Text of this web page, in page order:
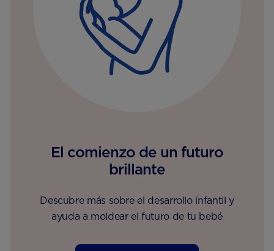
El comienzo de un futuro
brillante
Descubre más sobre el desarrollo infantil y
ayuda a moldear el futuro de tu bebé